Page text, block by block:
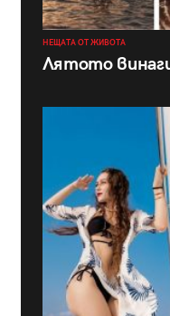
НЕЩАТА ОТ ЖИВОТА
Лятото